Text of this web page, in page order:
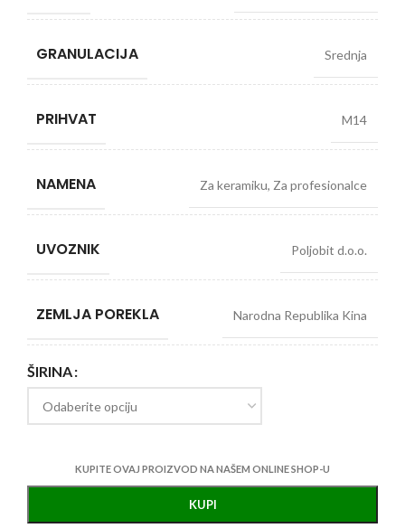
GRANULACIJA Srednja
PRIHVAT M14
NAMENA Za keramiku, Za profesionalce
UVOZNIK Poljobit d.o.o.
ZEMLJA POREKLA Narodna Republika Kina
ŠIRINA
KUPITE OVAJ PROIZVOD NA NAŠEM ONLINE SHOP-U
KUPI